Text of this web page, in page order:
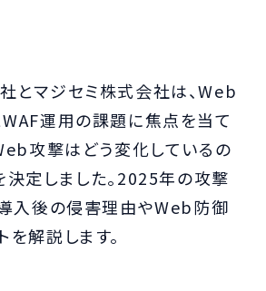
とマジセミ株式会社は、Web
運用の課題に焦点を当て
攻撃はどう変化しているの
決定しました。2025年の攻撃
入後の侵害理由やWeb防御
を解説します。